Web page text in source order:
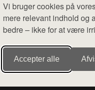
Vi bruger cookies på
mere relevant indhold og
bedre – ikke for at være
Accepter alle
webshops. Der
forbeholdes.